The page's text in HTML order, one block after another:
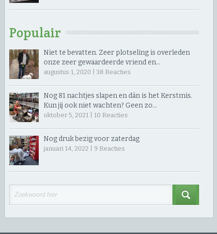
Populair
Niet te bevatten. Zeer plotseling is overleden
onze zeer gewaardeerde vriend en…
augustus 1, 2020 | 38 Reacties
Nog 81 nachtjes slapen en dán is het Kerstmis.
Kun jij ook niet wachten? Geen zo…
oktober 5, 2021 | 10 Reacties
Nog druk bezig voor zaterdag
januari 14, 2022 | 9 Reacties